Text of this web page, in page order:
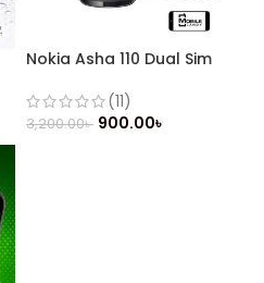
Nokia Asha 110 Dual Sim
(11)
3,200.00৳ 900.00৳